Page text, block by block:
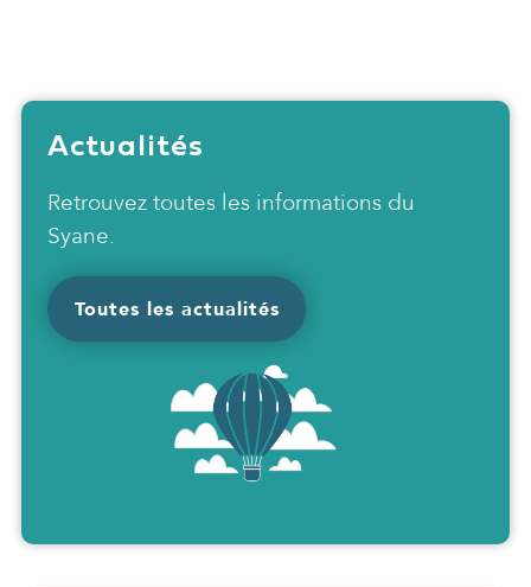
Actualités
Retrouvez toutes les informations du
Syane.
Toutes les actualités